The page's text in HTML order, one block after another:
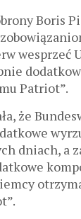
Boris
wesprzeć
Patriot”.
że
dniach, a